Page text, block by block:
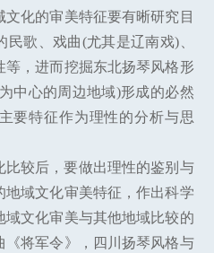
化的审美特征要有晰研究目
歌、戏曲(尤其是辽南戏)、
，进而挖掘东北扬琴风格形
中心的周边地域)形成的必然
要特征作为理性的分析与思
比较后，要做出理性的鉴别与
域文化审美特征，作出科学
文化审美与其他地域比较的
《将军令》，四川扬琴风格与